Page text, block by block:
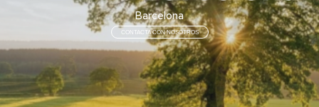
CONTACTA CON NOSOTROS
Barcelona